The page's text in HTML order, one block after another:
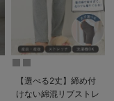
【選べる2丈】締め付
けない綿混リブストレ